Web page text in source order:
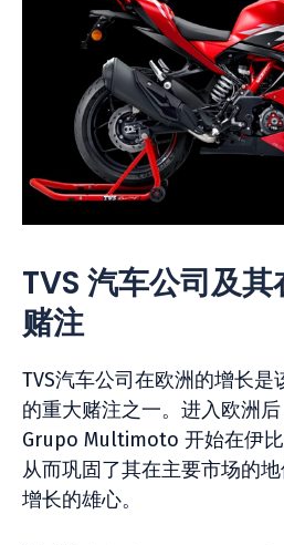
TVS 汽车公司及
赌注
TVS汽车公司在欧洲的增长是
的重大赌注之一。进入欧洲
Grupo Multimoto 开始在伊
从而巩固了其在主要市场的
增长的雄心。